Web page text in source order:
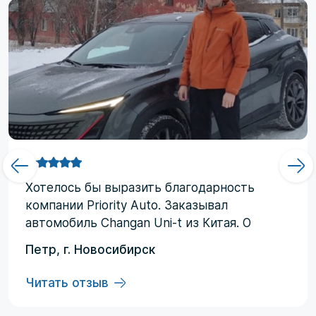
Хотелоcь бы выразить благодарность
компании Priority Аuto. Заказывал
автомобиль Changan Uni-t из Китая. О
компании узнал от друзей и коллег по
работе. Работал со мной менеджер
Евгений, логисты Ольга и Регина. В начале
Петр, г. Новосибирск
Читать отзыв